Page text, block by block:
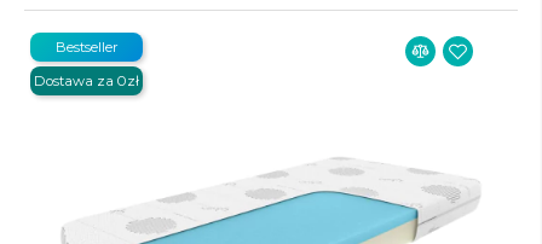
Bestseller
Dostawa za 0zł